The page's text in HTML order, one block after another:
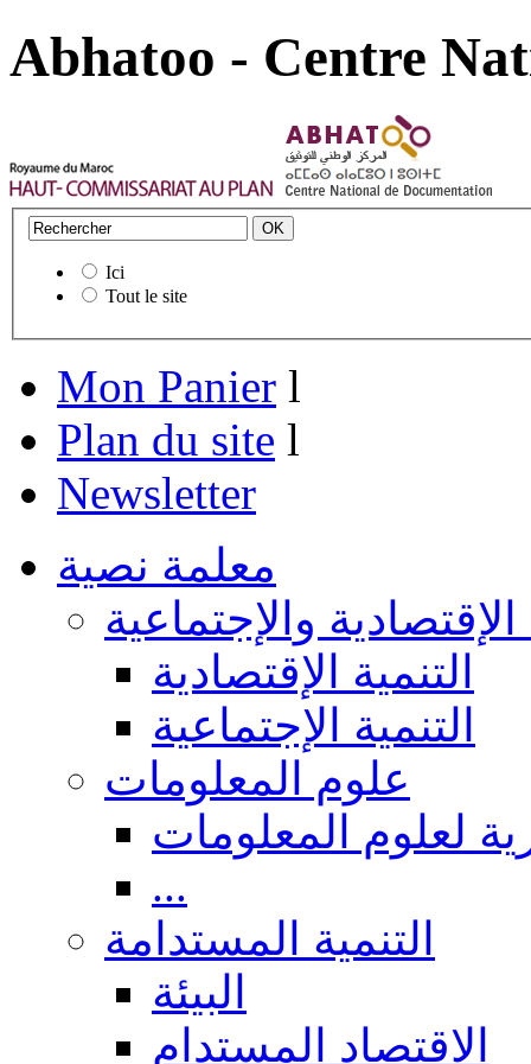
Abhatoo - Centre
Ici
Tout le site
Mon Panier l
Plan du site l
Newsletter
معلمة نصية
الإقتصادية والإجتماعية
التنمية الإقتصادية
التنمية الإجتماعية
علوم المعلومات
لعلوم المعلومات
...
التنمية المستدامة
البيئة
الاقتصاد المستدام